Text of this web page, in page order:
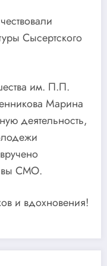
Сысертского
им. П.П.
Марина
деятельность,
СМО.
и вдохновения!